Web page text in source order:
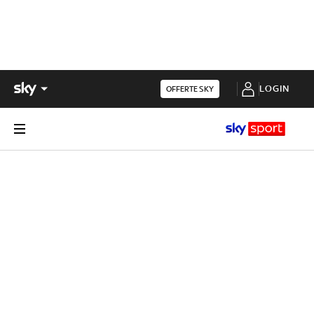
OFFERTE SKY LOGIN